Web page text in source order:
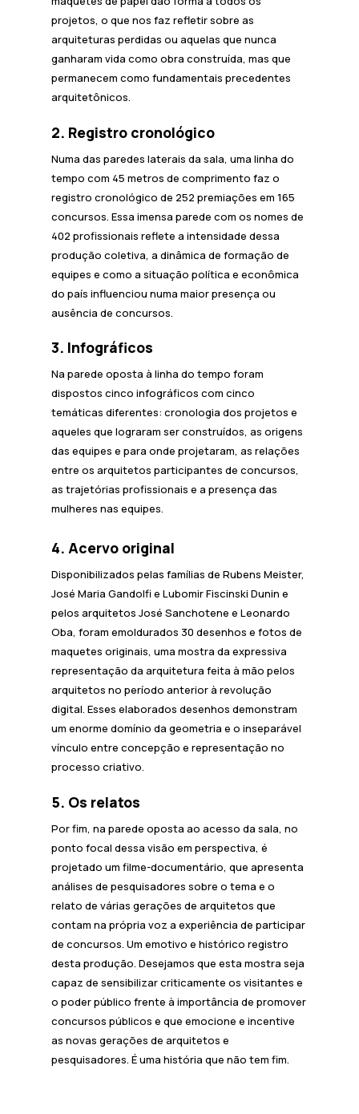
projetos, o que nos faz refletir sobre as
arquiteturas perdidas ou aquelas que nunca
ganharam vida como obra construída, mas que
permanecem como fundamentais precedentes
arquitetônicos.
2. Registro cronológico
Numa das paredes laterais da sala, uma linha do
tempo com 45 metros de comprimento faz o
registro cronológico de 252 premiações em 165
concursos. Essa imensa parede com os nomes de
402 profissionais reflete a intensidade dessa
produção coletiva, a dinâmica de formação de
equipes e como a situação política e econômica
do país influenciou numa maior presença ou
ausência de concursos.
3. Infográficos
Na parede oposta à linha do tempo foram
dispostos cinco infográficos com cinco
temáticas diferentes: cronologia dos projetos e
aqueles que lograram ser construídos, as origens
das equipes e para onde projetaram, as relações
entre os arquitetos participantes de concursos,
as trajetórias profissionais e a presença das
mulheres nas equipes.
4. Acervo original
Disponibilizados pelas famílias de Rubens Meister,
José Maria Gandolfi e Lubomir Fiscinski Dunin e
pelos arquitetos José Sanchotene e Leonardo
Oba, foram emoldurados 30 desenhos e fotos de
maquetes originais, uma mostra da expressiva
representação da arquitetura feita à mão pelos
arquitetos no período anterior à revolução
digital. Esses elaborados desenhos demonstram
um enorme domínio da geometria e o inseparável
vínculo entre concepção e representação no
processo criativo.
5. Os relatos
Por fim, na parede oposta ao acesso da sala, no
ponto focal dessa visão em perspectiva, é
projetado um filme-documentário, que apresenta
análises de pesquisadores sobre o tema e o
relato de várias gerações de arquitetos que
contam na própria voz a experiência de participar
de concursos. Um emotivo e histórico registro
desta produção. Desejamos que esta mostra seja
capaz de sensibilizar criticamente os visitantes e
o poder público frente à importância de promover
concursos públicos e que emocione e incentive
as novas gerações de arquitetos e
pesquisadores. É uma história que não tem fim.